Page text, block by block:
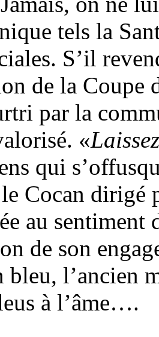
tels la
S’il
de la Coupe
par la
«
qui
Cocan
au sentiment
de son
bleu, l’ancien
à l’âme….